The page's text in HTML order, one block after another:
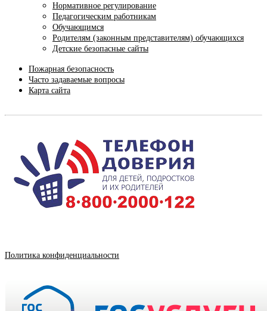
Нормативное регулирование
Педагогическим работникам
Обучающимся
Родителям (законным представителям) обучающихся
Детские безопасные сайты
Пожарная безопасность
Часто задаваемые вопросы
Карта сайта
Политика конфиденциальности